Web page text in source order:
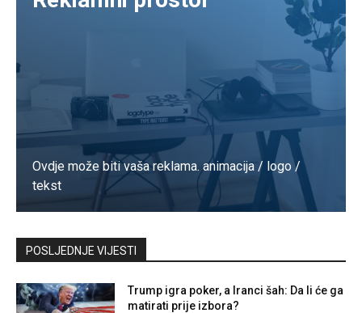
Ovdje može biti vaša reklama. animacija / logo /
tekst
Kontaktirajte nas
POSLJEDNJE VIJESTI
Trump igra poker, a Iranci šah: Da li će ga
matirati prije izbora?